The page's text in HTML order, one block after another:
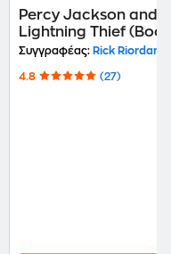
Percy Jackson and
Lightning Thief
Συγγραφέας: Rick Riordan
4.8 (27)